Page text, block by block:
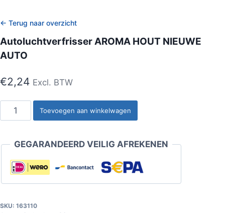
← Terug naar overzicht
Autoluchtverfrisser AROMA HOUT NIEUWE
AUTO
€2,24 Excl. BTW
Autoluchtverfrisser
AROMA
NIEUWE
AUTO
aantal
Toevoegen aan winkelwagen
GEGARANDEERD VEILIG AFREKENEN
SKU: 163110